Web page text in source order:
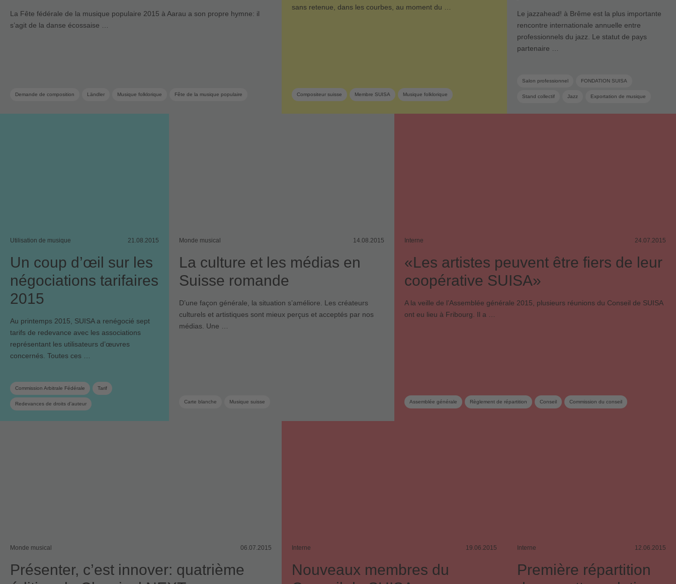
La Fête fédérale de la musique populaire 2015 à Aarau a son propre hymne: il
s’agit de la danse écossaise …
Demande de composition Ländler Musique folklorique Fête de la musique populaire
sans retenue, dans les courbes, au moment du …
Compositeur suisse Membre SUISA Musique folklorique
Le jazzahead! à Brême est la plus importante
rencontre internationale annuelle entre
professionnels du jazz. Le statut de pays
partenaire …
Salon professionnel FONDATION SUISA
Stand collectif Jazz Exportation de musique
Utilisation de musique 21.08.2015
Un coup d’œil sur les
négociations tarifaires
2015
Au printemps 2015, SUISA a renégocié sept
tarifs de redevance avec les associations
représentant les utilisateurs d’œuvres
concernés. Toutes ces …
Commission Arbitrale Fédérale Tarif
Redevances de droits d'auteur
Monde musical 14.08.2015
La culture et les médias en
Suisse romande
D’une façon générale, la situation s’améliore. Les créateurs
culturels et artistiques sont mieux perçus et acceptés par nos
médias. Une …
Carte blanche Musique suisse
Interne 24.07.2015
«Les artistes peuvent être fiers de leur
coopérative SUISA»
A la veille de l’Assemblée générale 2015, plusieurs réunions du Conseil de SUISA
ont eu lieu à Fribourg. Il a …
Assemblée générale Règlement de répartition Conseil Commission du conseil
Monde musical 06.07.2015
Présenter, c’est innover: quatrième
Interne 19.06.2015
Nouveaux membres du
Interne 12.06.2015
Première répartition